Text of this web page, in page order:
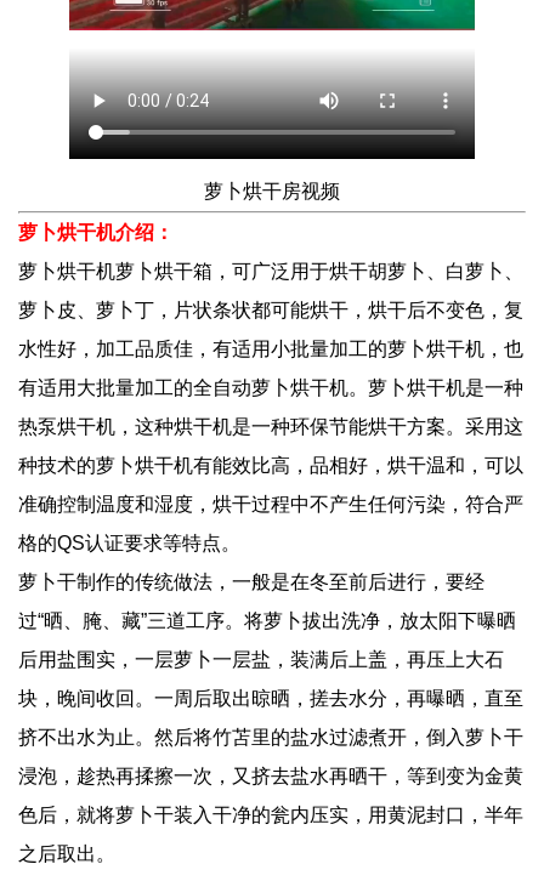
萝卜烘干房视频
萝卜烘干机介绍：
萝卜烘干机萝卜烘干箱，可广泛用于烘干胡萝卜、白萝卜、
萝卜皮、萝卜丁，片状条状都可能烘干，烘干后不变色，复
水性好，加工品质佳，有适用小批量加工的萝卜烘干机，也
有适用大批量加工的全自动萝卜烘干机。萝卜烘干机是一种
热泵烘干机，这种烘干机是一种环保节能烘干方案。采用这
种技术的萝卜烘干机有能效比高，品相好，烘干温和，可以
准确控制温度和湿度，烘干过程中不产生任何污染，符合严
格的QS认证要求等特点。
萝卜干制作的传统做法，一般是在冬至前后进行，要经
过“晒、腌、藏”三道工序。将萝卜拔出洗净，放太阳下曝晒
后用盐围实，一层萝卜一层盐，装满后上盖，再压上大石
块，晚间收回。一周后取出晾晒，搓去水分，再曝晒，直至
挤不出水为止。然后将竹苫里的盐水过滤煮开，倒入萝卜干
浸泡，趁热再揉擦一次，又挤去盐水再晒干，等到变为金黄
色后，就将萝卜干装入干净的瓮内压实，用黄泥封口，半年
之后取出。